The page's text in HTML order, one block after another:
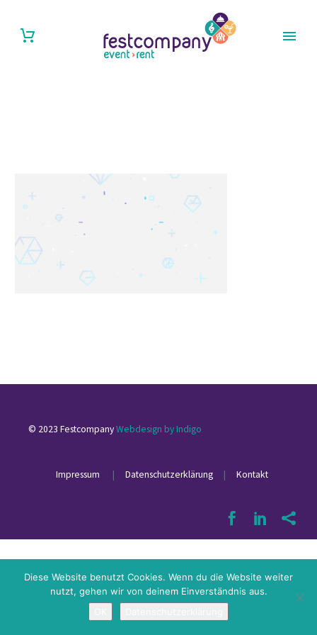
© 2023 FestcompanyWebdesign by Indigo
Impressum | Datenschutzerklärung | Kontakt
Diese Website benutzt Cookies. Wenn du die Website weiter
nutzt, gehen wir von deinem Einverständnis aus.